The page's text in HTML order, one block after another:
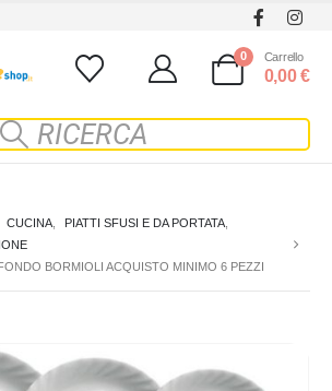
0 Carrello
0,00€
CUCINA PIATTI SFUSI E DA PORTATA
BORMIOLI ACQUISTO MINIMO 6 PEZZI